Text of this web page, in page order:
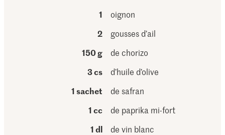
1
oignon
2
gousses d’ail
150 g
de chorizo
3 cs
d’huile d’olive
1 sachet
de safran
1 cc
de paprika mi-fort
1 dl
de vin blanc